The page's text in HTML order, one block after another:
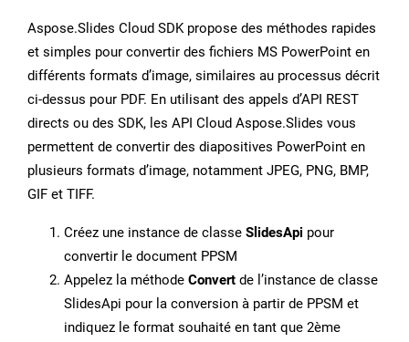
Aspose.Slides Cloud SDK propose des méthodes rapides
et simples pour convertir des fichiers MS PowerPoint en
différents formats d’image, similaires au processus décrit
ci-dessus pour PDF. En utilisant des appels d’API REST
directs ou des SDK, les API Cloud Aspose.Slides vous
permettent de convertir des diapositives PowerPoint en
plusieurs formats d’image, notamment JPEG, PNG, BMP,
GIF et TIFF.
Créez une instance de classe SlidesApi pour
convertir le document PPSM
Appelez la méthode Convert de l’instance de classe
SlidesApi pour la conversion à partir de PPSM et
indiquez le format souhaité en tant que 2ème